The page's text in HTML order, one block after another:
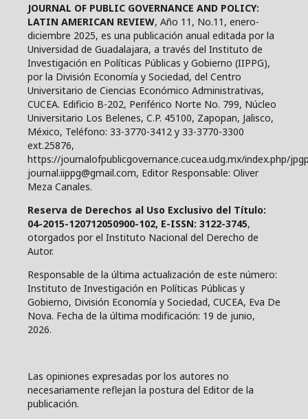
JOURNAL OF PUBLIC GOVERNANCE AND POLICY:
LATIN AMERICAN REVIEW, Año 11, No.11, enero-
diciembre 2025, es una publicación anual editada por la
Universidad de Guadalajara, a través del Instituto de
Investigación en Políticas Públicas y Gobierno (IIPPG),
por la División Economía y Sociedad, del Centro
Universitario de Ciencias Económico Administrativas,
CUCEA. Edificio B-202, Periférico Norte No. 799, Núcleo
Universitario Los Belenes, C.P. 45100, Zapopan, Jalisco,
México, Teléfono: 33-3770-3412 y 33-3770-3300
ext.25876,
https://journalofpublicgovernance.cucea.udg.mx/index.php/
journal.iippg@gmail.com, Editor Responsable: Oliver
Meza Canales.
Reserva de Derechos al Uso Exclusivo del Título:
04-2015-120712050900-102, E-ISSN: 3122-3745,
otorgados por el Instituto Nacional del Derecho de
Autor.
Responsable de la última actualización de este número:
Instituto de Investigación en Políticas Públicas y
Gobierno, División Economía y Sociedad, CUCEA, Eva De
Nova. Fecha de la última modificación: 19 de junio,
2026.
Las opiniones expresadas por los autores no
necesariamente reflejan la postura del Editor de la
publicación.